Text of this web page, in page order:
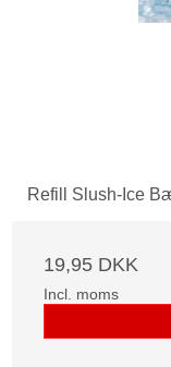
Refill Slush-Ice
19,95 DKK
Incl. moms